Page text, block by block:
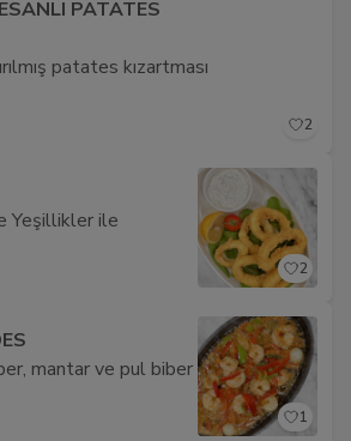
PATATES
patates kızartması
2
Yeşillikler ile
2
mantar ve pul biber
1